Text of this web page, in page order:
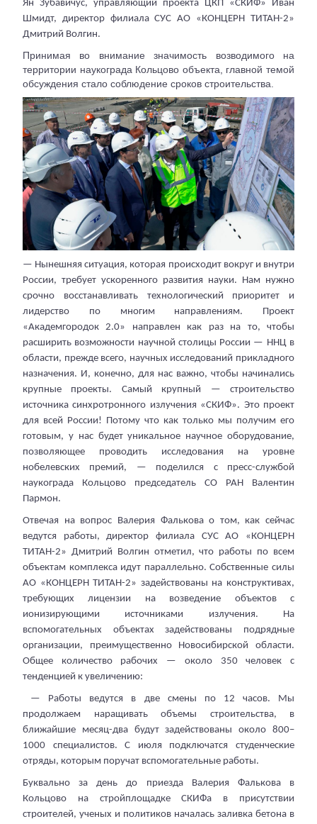
Ян Зубавичус, управляющий проекта ЦКП «СКИФ» Иван
Шмидт, директор филиала СУС АО «КОНЦЕРН ТИТАН-2»
Дмитрий Волгин.
Принимая во внимание значимость возводимого на
территории наукограда Кольцово объекта, главной темой
обсуждения стало соблюдение сроков строительства.
— Нынешняя ситуация, которая происходит вокруг и внутри
России, требует ускоренного развития науки. Нам нужно
срочно восстанавливать технологический приоритет и
лидерство по многим направлениям. Проект
«Академгородок 2.0» направлен как раз на то, чтобы
расширить возможности научной столицы России — ННЦ в
области, прежде всего, научных исследований прикладного
назначения. И, конечно, для нас важно, чтобы начинались
крупные проекты. Самый крупный — строительство
источника синхротронного излучения «СКИФ». Это проект
для всей России! Потому что как только мы получим его
готовым, у нас будет уникальное научное оборудование,
позволяющее проводить исследования на уровне
нобелевских премий, — поделился с пресс-службой
наукограда Кольцово председатель СО РАН Валентин
Пармон.
Отвечая на вопрос Валерия Фалькова о том, как сейчас
ведутся работы, директор филиала СУС АО «КОНЦЕРН
ТИТАН-2» Дмитрий Волгин отметил, что работы по всем
объектам комплекса идут параллельно. Собственные силы
АО «КОНЦЕРН ТИТАН-2» задействованы на конструктивах,
требующих лицензии на возведение объектов с
ионизирующими источниками излучения. На
вспомогательных объектах задействованы подрядные
организации, преимущественно Новосибирской области.
Общее количество рабочих — около 350 человек с
тенденцией к увеличению:
— Работы ведутся в две смены по 12 часов. Мы
продолжаем наращивать объемы строительства, в
ближайшие месяц-два будут задействованы около 800–
1000 специалистов. С июля подключатся студенческие
отряды, которым поручат вспомогательные работы.
Буквально за день до приезда Валерия Фалькова в
Кольцово на стройплощадке СКИФа в присутствии
строителей, ученых и политиков началась заливка бетона в